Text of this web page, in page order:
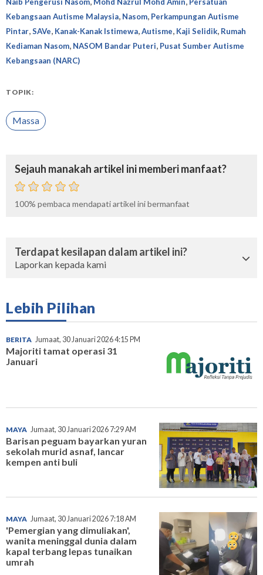
Kebangsaan Autisme Malaysia, Nasom, Perkampungan Autisme
Pintar,SAVe, Kanak-Kanak Istimewa,Autisme, Kaji Selidik, Rumah
Kediaman Nasom, NASOM Bandar Puteri, Pusat Sumber Autisme
Kebangsaan (NARC)
TOPIK:
Massa
Sejauh manakah artikel ini memberi manfaat?
100% pembaca mendapati artikel ini bermanfaat
Terdapat kesilapan dalam artikel ini?
Laporkan kepada kami
Lebih Pilihan
BERITA Jumaat, 30 Januari 2026 4:15 PM
Majoriti tamat operasi 31
Januari
MAYA Jumaat, 30 Januari 2026 7:29 AM
Barisan peguam bayarkan yuran
sekolah murid asnaf, lancar
kempen anti buli
MAYA Jumaat, 30 Januari 2026 7:18 AM
'Pemergian yang dimuliakan',
wanita meninggal dunia dalam
kapal terbang lepas tunaikan
umrah